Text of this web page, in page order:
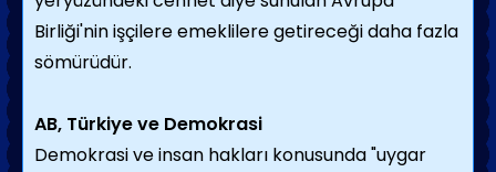
Birliği'nin işçilere emeklilere getireceği daha fazla
sömürüdür.
AB, Türkiye ve Demokrasi
Demokrasi ve insan hakları konusunda "uygar